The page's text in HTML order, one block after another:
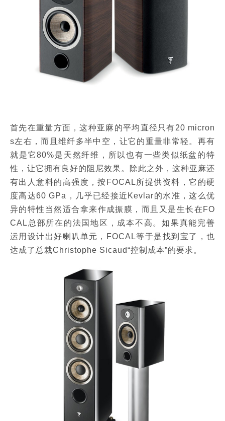
首先在重量方面，这种亚麻的平均直径只有20 micron
s左右，而且维纤多半中空，让它的重量非常轻。再有
就是它80%是天然纤维，所以也有一些类似纸盆的特
性，让它拥有良好的阻尼效果。除此之外，这种亚麻还
有出人意料的高强度，按FOCAL所提供资料，它的硬
度高达60 GPa，几乎已经接近Kevlar的水准，这么优
异的特性当然适合拿来作成振膜，而且又是生长在FO
CAL总部所在的法国地区，成本不高。如果真能完善
运用设计出好喇叭单元，FOCAL等于是找到宝了，也
达成了总裁Christophe Sicaud“控制成本”的要求。